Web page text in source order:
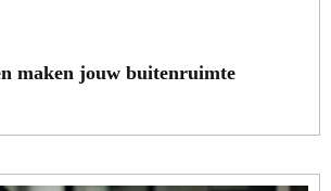
maken jouw buitenruimte